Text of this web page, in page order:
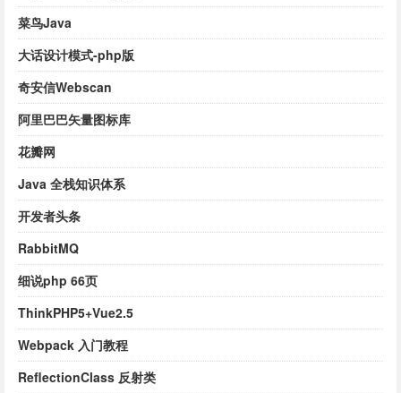
菜鸟Java
大话设计模式-php版
奇安信Webscan
阿里巴巴矢量图标库
花瓣网
Java 全栈知识体系
开发者头条
RabbitMQ
细说php 66页
ThinkPHP5+Vue2.5
Webpack 入门教程
ReflectionClass 反射类